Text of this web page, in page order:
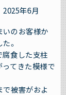
2025年6月
のお客様か
。
食した支柱
てきた模様で
被害がおよ